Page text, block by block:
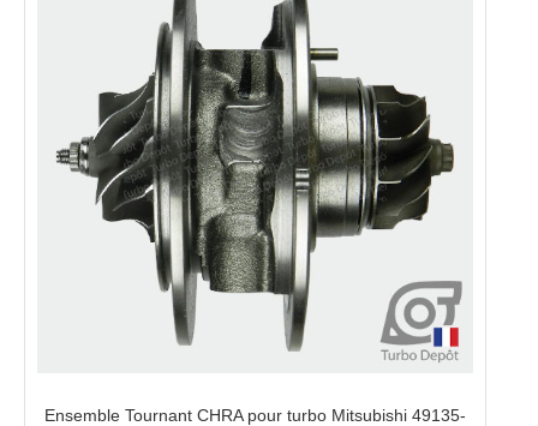
Ensemble Tournant CHRA pour turbo Mitsubishi 49135-